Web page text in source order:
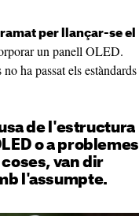
per llançar-se el
un panell OLED.
ha passat els estàndards
de l'estructura
o a problemes
van dir
l'assumpte.